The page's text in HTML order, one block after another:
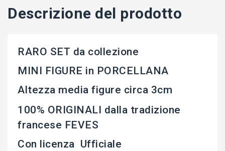
Descrizione del prodotto
RARO SET da collezione
MINI FIGURE in PORCELLANA
Altezza media figure circa 3cm
100% ORIGINALI dalla tradizione
francese FEVES
Con licenza Ufficiale